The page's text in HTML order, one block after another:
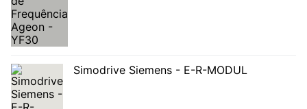
Simodrive Siemens - E-R-MODUL